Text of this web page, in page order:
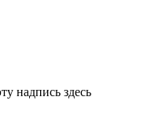
надпись здесь